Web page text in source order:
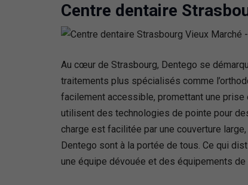
Centre dentaire
Au cœur de Strasbourg, Dentego se
traitements plus spécialisés comme
facilement accessible, promettant une
utilisent des technologies de pointe pour
charge est facilitée par une couverture
Dentego sont à la portée de tous. Ce qui
une équipe dévouée et des équipements de